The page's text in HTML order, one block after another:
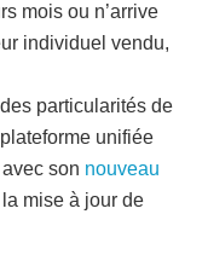
mois ou n’arrive
individuel vendu,
particularités de
unifiée
son nouveau
mise à jour de